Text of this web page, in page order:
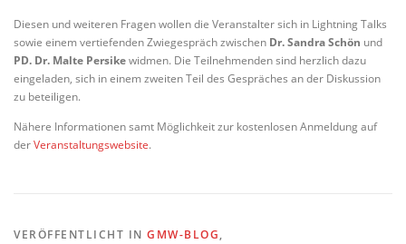
Diesen und weiteren Fragen wollen die Veranstalter sich in Lightning Talks
sowie einem vertiefenden Zwiegespräch zwischen Dr. Sandra Schön und
PD. Dr. Malte Persikewidmen. Die Teilnehmenden sind herzlich dazu
eingeladen, sich in einem zweiten Teil des Gespräches an der Diskussion
zu beteiligen.
Nähere Informationen samt Möglichkeit zur kostenlosen Anmeldung auf
derVeranstaltungswebsite.
VERÖFFENTLICHT IN GMW-BLOG,